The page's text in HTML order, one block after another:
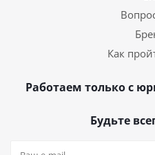
Как
Работаем только с
Будьте